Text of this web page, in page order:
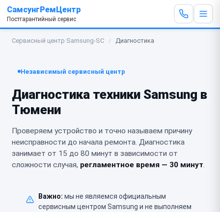
СамсунгРемЦентр
Постгарантийный сервис
Сервисный центр Samsung-SC / Диагностика
Независимый сервисный центр
Диагностика техники Samsung в
Тюмени
Проверяем устройство и точно называем причину
неисправности до начала ремонта. Диагностика
занимает от 15 до 80 минут в зависимости от
сложности случая, регламентное время — 30 минут
Важно: мы не являемся официальным
сервисным центром Samsung и не выполняем